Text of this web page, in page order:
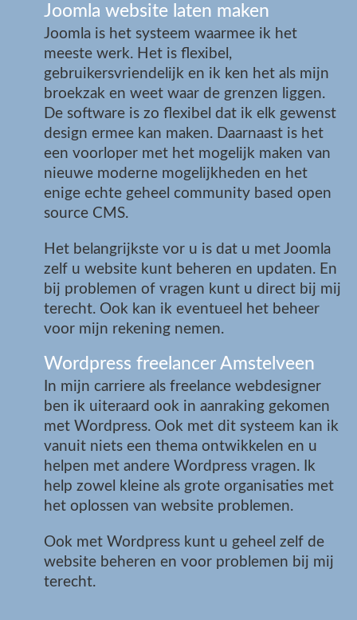
Joomla website laten maken
Joomla is het systeem waarmee ik het
meeste werk. Het is flexibel,
gebruikersvriendelijk en ik ken het als mijn
broekzak en weet waar de grenzen liggen.
De software is zo flexibel dat ik elk gewenst
design ermee kan maken. Daarnaast is het
een voorloper met het mogelijk maken van
nieuwe moderne mogelijkheden en het
enige echte geheel community based open
source CMS.
Het belangrijkste vor u is dat u met Joomla
zelf u website kunt beheren en updaten. En
bij problemen of vragen kunt u direct bij mij
terecht. Ook kan ik eventueel het beheer
voor mijn rekening nemen.
Wordpress freelancer Amstelveen
In mijn carriere als freelance webdesigner
ben ik uiteraard ook in aanraking gekomen
met Wordpress. Ook met dit systeem kan ik
vanuit niets een thema ontwikkelen en u
helpen met andere Wordpress vragen. Ik
help zowel kleine als grote organisaties met
het oplossen van website problemen.
Ook met Wordpress kunt u geheel zelf de
website beheren en voor problemen bij mij
terecht.